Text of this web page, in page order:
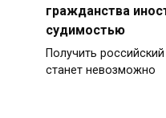
гражданства
судимостью
Получить
станет невозможно